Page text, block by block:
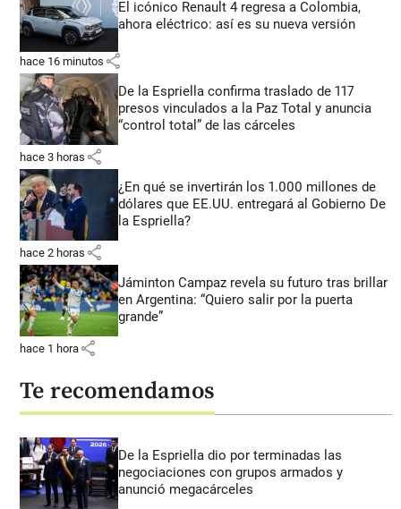
El icónico Renault 4 regresa a Colombia,
ahora eléctrico: así es su nueva versión
hace 16 minutos share
De la Espriella confirma traslado de 117
presos vinculados a la Paz Total y anuncia
“control total” de las cárceles
hace 3 horas share
¿En qué se invertirán los 1.000 millones de
dólares que EE.UU. entregará al Gobierno De
la Espriella?
hace 2 horas share
Jáminton Campaz revela su futuro tras brillar
en Argentina: “Quiero salir por la puerta
grande”
hace 1 hora share
Te recomendamos
De la Espriella dio por terminadas las
negociaciones con grupos armados y
anunció megacárceles